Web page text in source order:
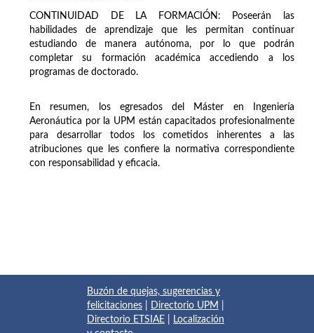
CONTINUIDAD DE LA FORMACIÓN: Poseerán las
habilidades de aprendizaje que les permitan continuar
estudiando de manera autónoma, por lo que podrán
completar su formación académica accediendo a los
programas de doctorado.
En resumen, los egresados del Máster en Ingeniería
Aeronáutica por la UPM están capacitados profesionalmente
para desarrollar todos los cometidos inherentes a las
atribuciones que les confiere la normativa correspondiente
con responsabilidad y eficacia.
Buzón de quejas, sugerencias y
felicitaciones
Directorio UPM
Directorio ETSIAE
Localización